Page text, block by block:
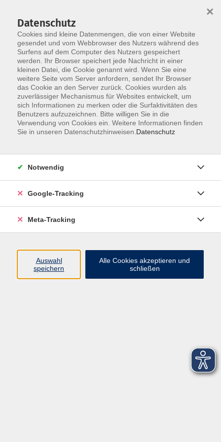
Skip to main content
Der Kurs konnte nicht gefunden werden.
Über uns
Datenschutz
Cookies sind kleine Datenmengen, die von einer Website
gesendet und vom Webbrowser des Nutzers während des
Surfens auf dem Computer des Nutzers gespeichert
werden. Ihr Browser speichert jede Nachricht in einer
kleinen Datei, die Cookie genannt wird. Wenn Sie eine
weitere Seite vom Server anfordern, sendet Ihr Browser
das Cookie an den Server zurück. Cookies wurden als
zuverlässiger Mechanismus für Websites entwickelt, um
sich Informationen zu merken oder die Surfaktivitäten des
Benutzers aufzuzeichnen. Bitte willigen Sie in die
Verwendung von Cookies ein. Weitere Informationen finden
Sie in unseren Datenschutzhinweisen. Datenschutz
×
Notwendig
Google-Tracking
Meta-Tracking
Auswahl
speichern
Alle Cookies akzeptieren und
schließen